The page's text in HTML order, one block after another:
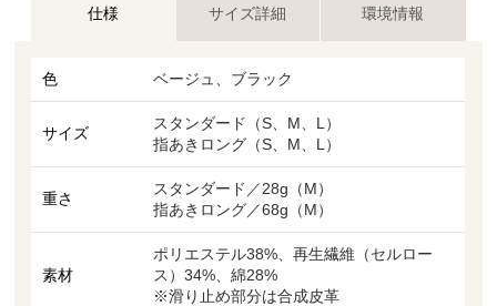
仕様 サイズ詳細 環境情報
色 ベージュ、ブラック
サイズ
スタンダード（S、M、L）
指あきロング（S、M、L）
重さ
スタンダード／28g（M）
指あきロング／68g（M）
素材
ポリエステル38%、再生繊維（セルロー
ス）34%、綿28%
※滑り止め部分は合成皮革